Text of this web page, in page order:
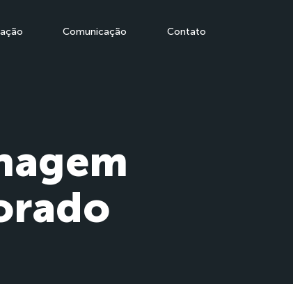
Comunicação Contato